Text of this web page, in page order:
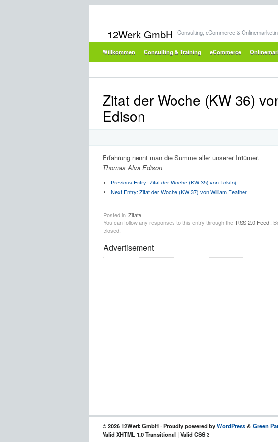
12Werk GmbH Consulting, eCommerce &
Willkommen Consulting & Training eCommerce
Zitat der Woche (KW 36)
Edison
Erfahrung nennt man die Summe aller unserer Irrtümer.
Thomas Alva Edison
Previous Entry: Zitat der Woche (KW 35) von Tolstoj
Next Entry: Zitat der Woche (KW 37) von William Feather
Posted in Zitate
You can follow any responses to this entry through the RSS 2.0 Feed .
closed.
Advertisement
© 2026 12Werk GmbH · Proudly powered byWordPress & Green
Valid XHTML 1.0 Transitional | Valid CSS 3